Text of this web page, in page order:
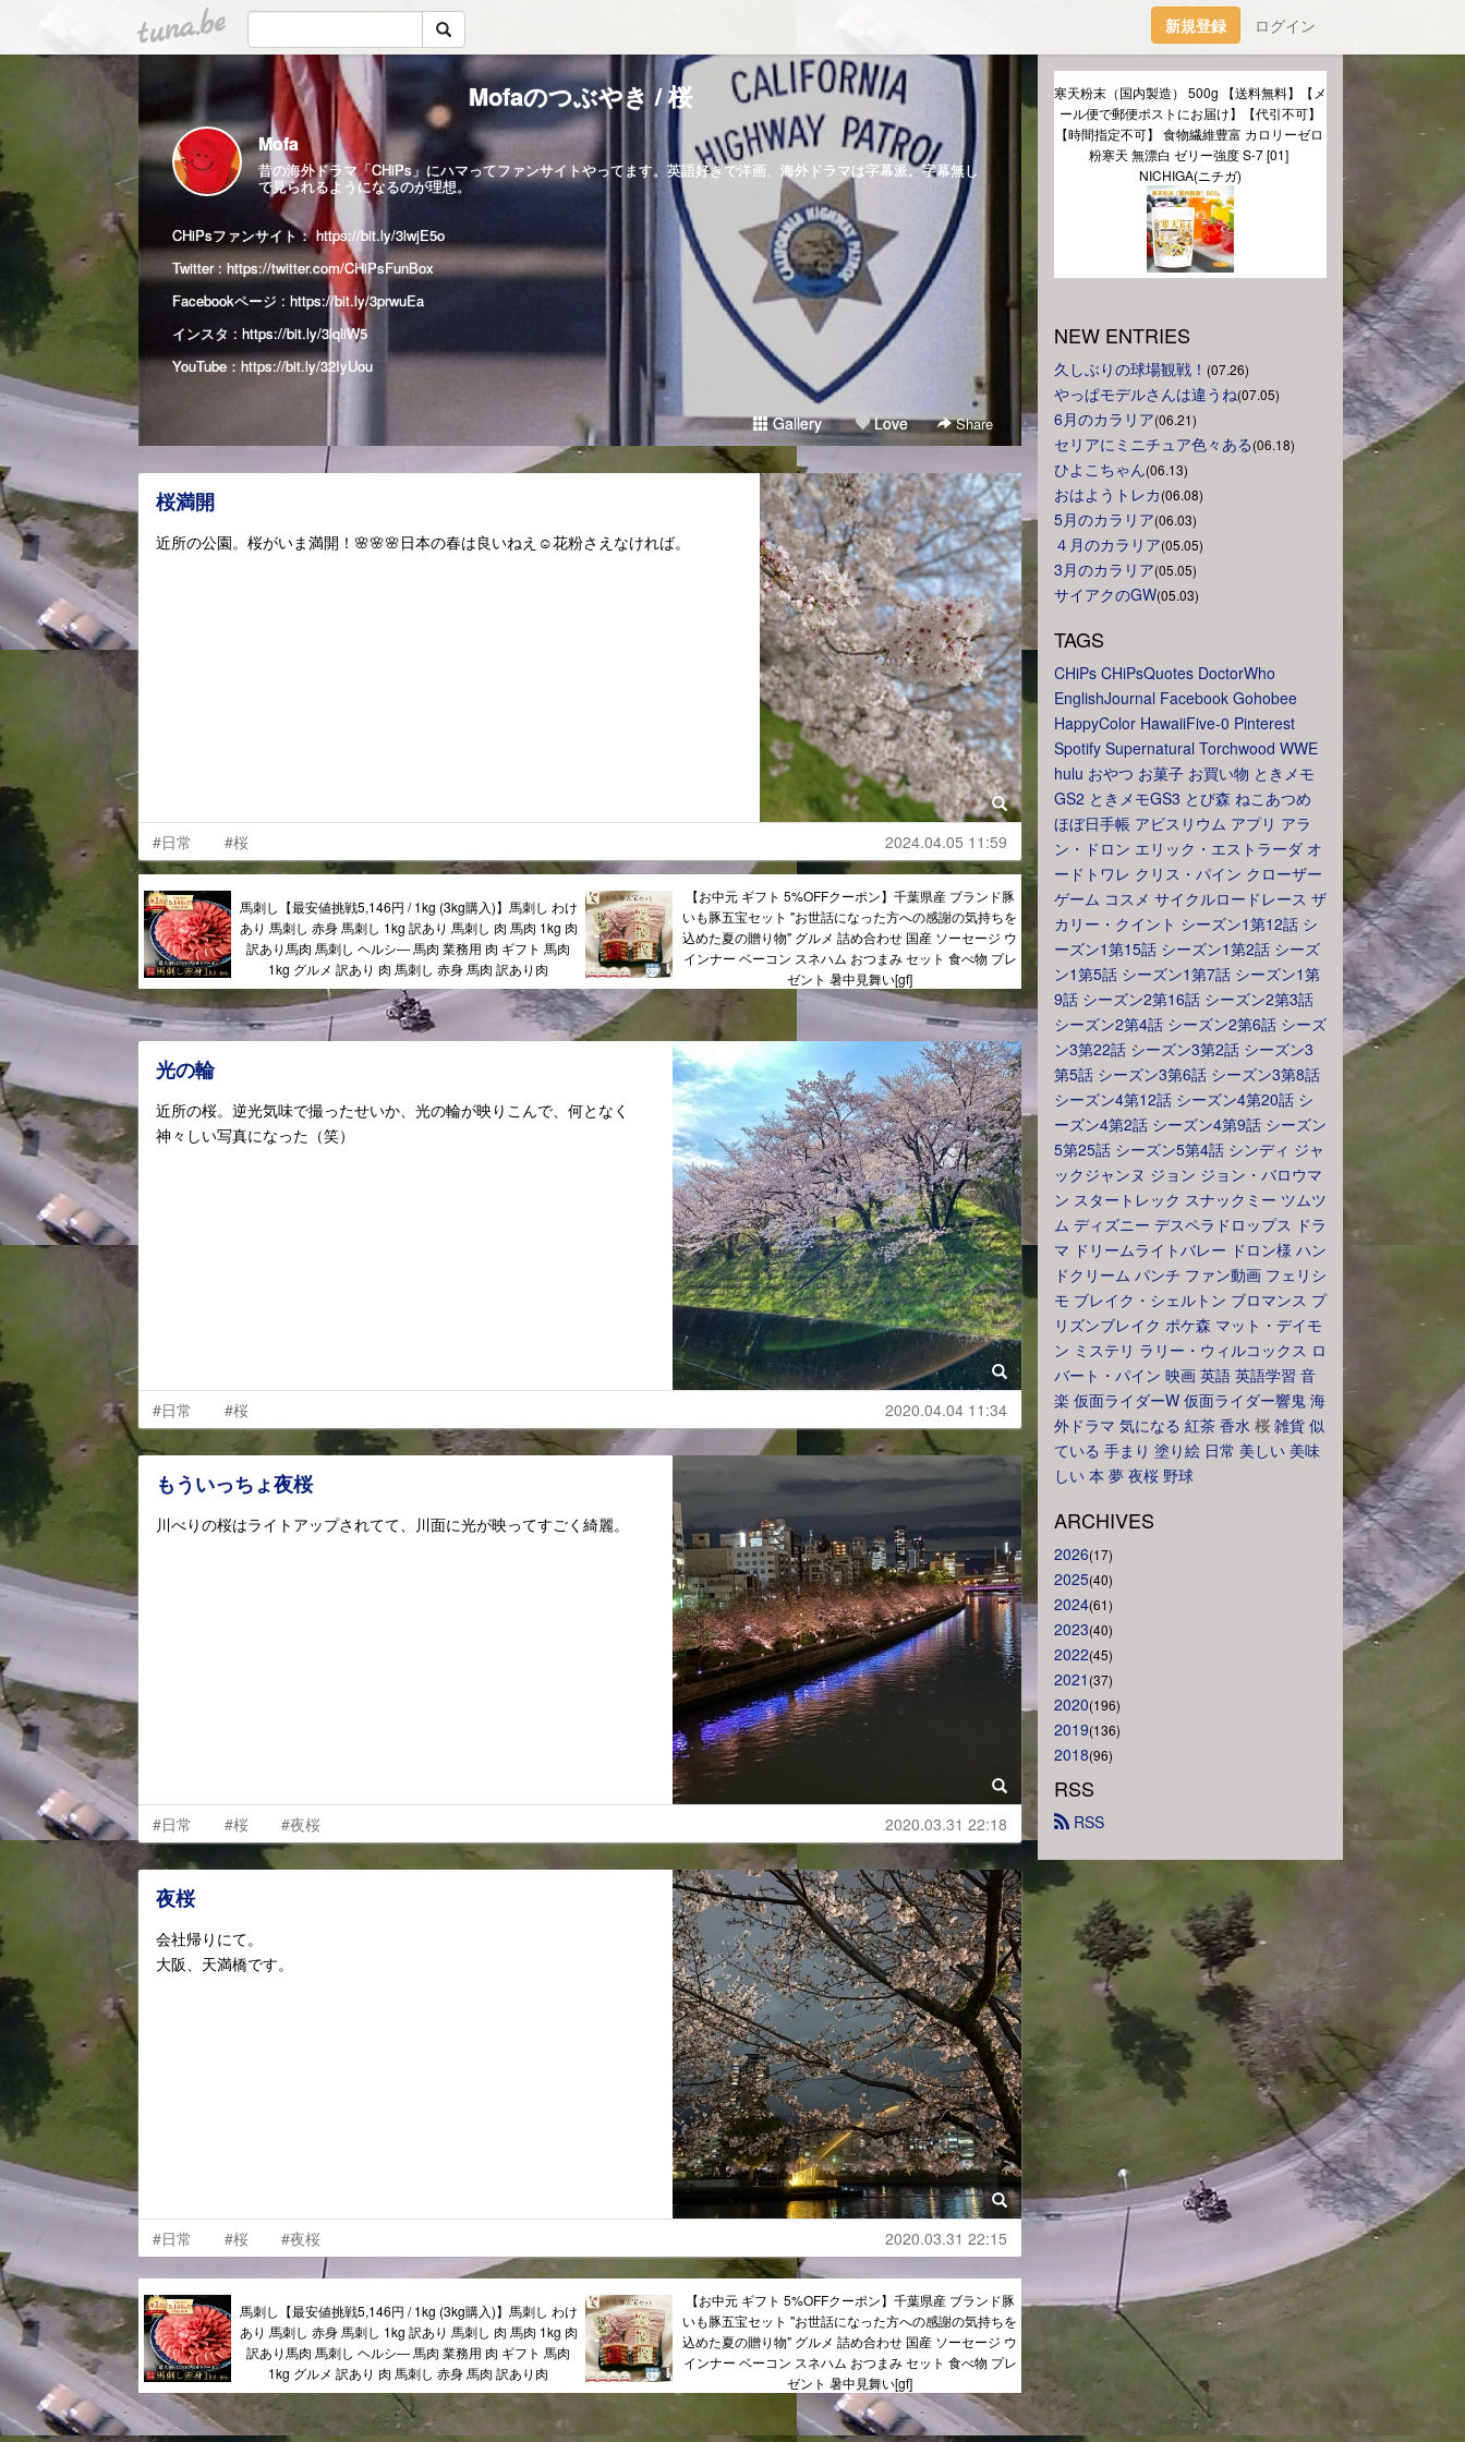
tuna.be 新規登録 ログイン
Mofaのつぶやき / 桜
Mofa
昔の海外ドラマ「CHiPs」にハマってファンサイトやってます。英語好きで洋画、海外ドラマは字幕派。字幕無し
で見られるようになるのが理想。
CHiPsファンサイト：https://bit.ly/3lwjE5o
Twitter : https://twitter.com/CHiPsFunBox
Facebookページ : https://bit.ly/3prwuEa
インスタ : https://bit.ly/3lqliW5
YouTube：https://bit.ly/32IyUou
Gallery Love Share
桜満開
近所の公園。桜がいま満開！🌸🌸🌸日本の春は良いねえ☺️花粉さえなければ。
#日常 #桜 2024.04.05 11:59
馬刺し【最安値挑戦5,146円 / 1kg (3kg購入)】馬刺し わけ
あり 馬刺し 赤身 馬刺し 1kg 訳あり 馬刺し 肉 馬肉 1kg 肉
訳あり馬肉 馬刺し ヘルシ― 馬肉 業務用 肉 ギフト 馬肉
1kg グルメ 訳あり 肉 馬刺し 赤身 馬肉 訳あり肉
【お中元 ギフト 5%OFFクーポン】千葉県産 ブランド豚
いも豚五宝セット "お世話になった方への感謝の気持ちを
込めた夏の贈り物" グルメ 詰め合わせ 国産 ソーセージ ウ
インナー ベーコン スネハム おつまみ セット 食べ物 プレ
ゼント 暑中見舞い[gf]
光の輪
近所の桜。逆光気味で撮ったせいか、光の輪が映りこんで、何となく
神々しい写真になった（笑）
#日常 #桜 2020.04.04 11:34
もういっちょ夜桜
川べりの桜はライトアップされてて、川面に光が映ってすごく綺麗。
#日常 #桜 #夜桜 2020.03.31 22:18
夜桜
会社帰りにて。
大阪、天満橋です。
#日常 #桜 #夜桜 2020.03.31 22:15
馬刺し【最安値挑戦5,146円 / 1kg (3kg購入)】馬刺し わけ
あり 馬刺し 赤身 馬刺し 1kg 訳あり 馬刺し 肉 馬肉 1kg 肉
訳あり馬肉 馬刺し ヘルシ― 馬肉 業務用 肉 ギフト 馬肉
1kg グルメ 訳あり 肉 馬刺し 赤身 馬肉 訳あり肉
【お中元 ギフト 5%OFFクーポン】千葉県産 ブランド豚
いも豚五宝セット "お世話になった方への感謝の気持ちを
込めた夏の贈り物" グルメ 詰め合わせ 国産 ソーセージ ウ
インナー ベーコン スネハム おつまみ セット 食べ物 プレ
ゼント 暑中見舞い[gf]
寒天粉末（国内製造） 500g 【送料無料】【メ
ール便で郵便ポストにお届け】【代引不可】
【時間指定不可】 食物繊維豊富 カロリーゼロ
粉寒天 無漂白 ゼリー強度 S-7 [01]
NICHIGA(ニチガ)
NEW ENTRIES
久しぶりの球場観戦！ (07.26)
やっぱモデルさんは違うね(07.05)
6月のカラリア(06.21)
セリアにミニチュア色々ある(06.18)
ひよこちゃん(06.13)
おはようトレカ(06.08)
5月のカラリア(06.03)
４月のカラリア(05.05)
3月のカラリア(05.05)
サイアクのGW(05.03)
TAGS
CHiPs CHiPsQuotes DoctorWho
EnglishJournal Facebook Gohobee
HappyColor HawaiiFive-0 Pinterest
Spotify Supernatural Torchwood WWE
hulu おやつ お菓子 お買い物 ときメモ
GS2 ときメモGS3 とび森 ねこあつめ
ほぼ日手帳 アビスリウム アプリ アラ
ン・ドロン エリック・エストラーダ オ
ードトワレ クリス・パイン クローザー
ゲーム コスメ サイクルロードレース ザ
カリー・クイント シーズン1第12話 シ
ーズン1第15話 シーズン1第2話 シーズ
ン1第5話 シーズン1第7話 シーズン1第
9話 シーズン2第16話 シーズン2第3話
シーズン2第4話 シーズン2第6話 シーズ
ン3第22話 シーズン3第2話 シーズン3
第5話 シーズン3第6話 シーズン3第8話
シーズン4第12話 シーズン4第20話 シ
ーズン4第2話 シーズン4第9話 シーズン
5第25話 シーズン5第4話 シンディ ジャ
ックジャンヌ ジョン ジョン・バロウマ
ン スタートレック スナックミー ツムツ
ム ディズニー デスペラドロップス ドラ
マ ドリームライトバレー ドロン様 ハン
ドクリーム パンチ ファン動画 フェリシ
モ ブレイク・シェルトン ブロマンス プ
リズンブレイク ポケ森 マット・デイモ
ン ミステリ ラリー・ウィルコックス ロ
バート・パイン 映画 英語 英語学習 音
楽 仮面ライダーW 仮面ライダー響鬼 海
外ドラマ 気になる 紅茶 香水 桜 雑貨 似
ている 手まり 塗り絵 日常 美しい 美味
しい 本 夢 夜桜 野球
ARCHIVES
2026(17)
2025(40)
2024(61)
2023(40)
2022(45)
2021 (37)
2020(196)
2019(136)
2018(96)
RSS
RSS